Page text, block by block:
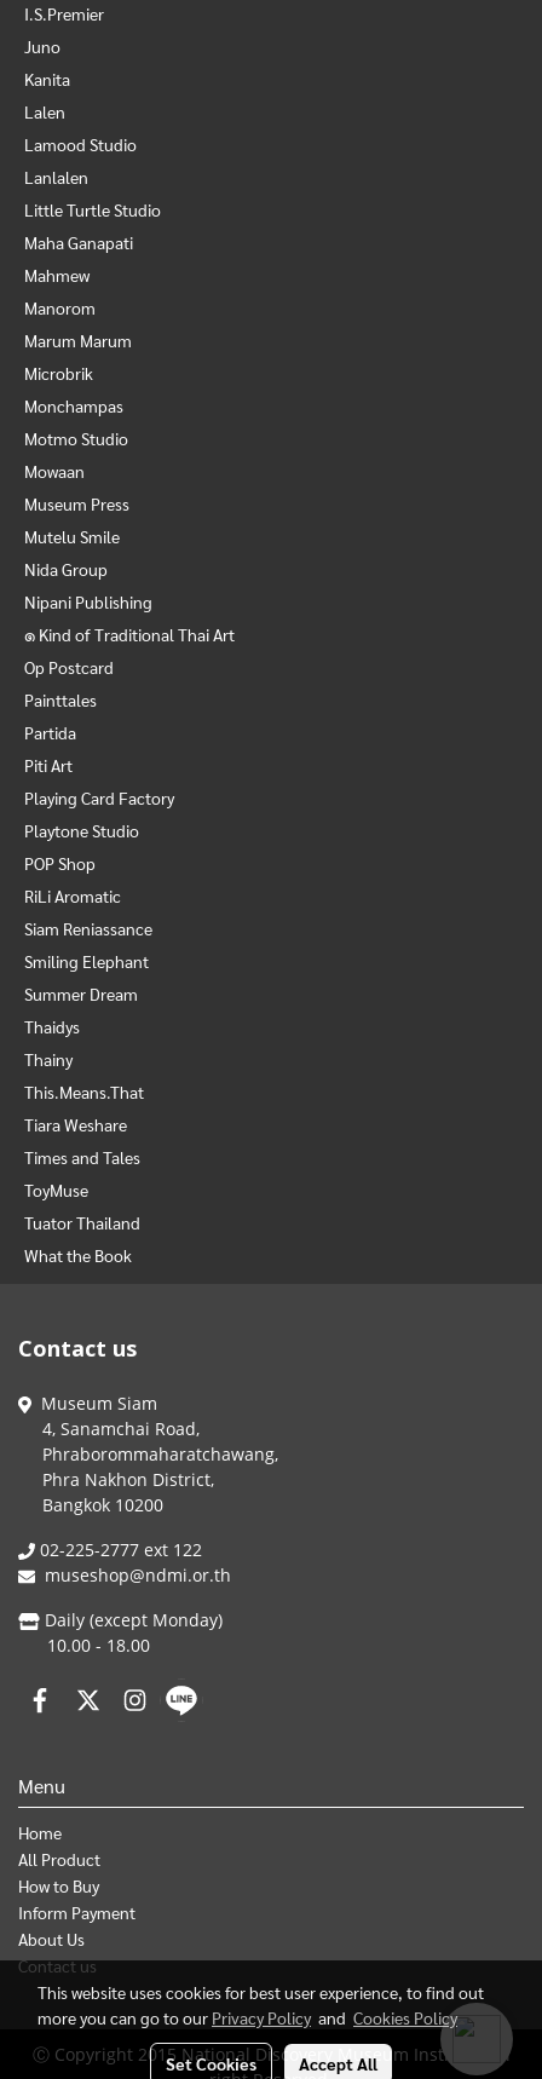
I.S.Premier
Juno
Kanita
Lalen
Lamood Studio
Lanlalen
Little Turtle Studio
Maha Ganapati
Mahmew
Manorom
Marum Marum
Microbrik
Monchampas
Motmo Studio
Mowaan
Museum Press
Mutelu Smile
Nida Group
Nipani Publishing
๑ Kind of Traditional Thai Art
Op Postcard
Painttales
Partida
Piti Art
Playing Card Factory
Playtone Studio
POP Shop
RiLi Aromatic
Siam Reniassance
Smiling Elephant
Summer Dream
Thaidys
Thainy
This.Means.That
Tiara Weshare
Times and Tales
ToyMuse
Tuator Thailand
What the Book
Contact us
Museum Siam
4, Sanamchai Road,
Phraborommaharatchawang,
Phra Nakhon District,
Bangkok 10200
02-225-2777 ext 122
museshop@ndmi.or.th
Daily (except Monday)
10.00 - 18.00
Menu
Home
All Product
How to Buy
Inform Payment
About Us
Contact us
Ⓒ Copyright 2015 National Discovery Museum Institute, All
This website uses cookies for best user experience, to find out
more you can go to our Privacy Policyand Cookies Policy
Set Cookies Accept All